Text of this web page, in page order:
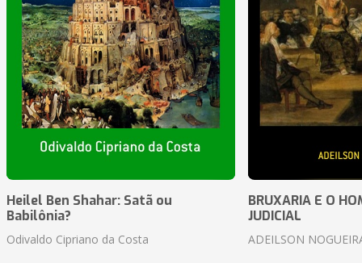
Heilel Ben Shahar: Satã ou
Babilônia?
Odivaldo Cipriano da Costa
BRUXARIA E O
JUDICIAL
ADEILSON